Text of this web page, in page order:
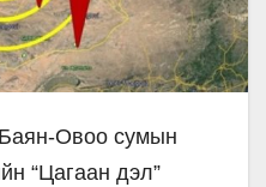
Овоо сумын
“Цагаан дэл”